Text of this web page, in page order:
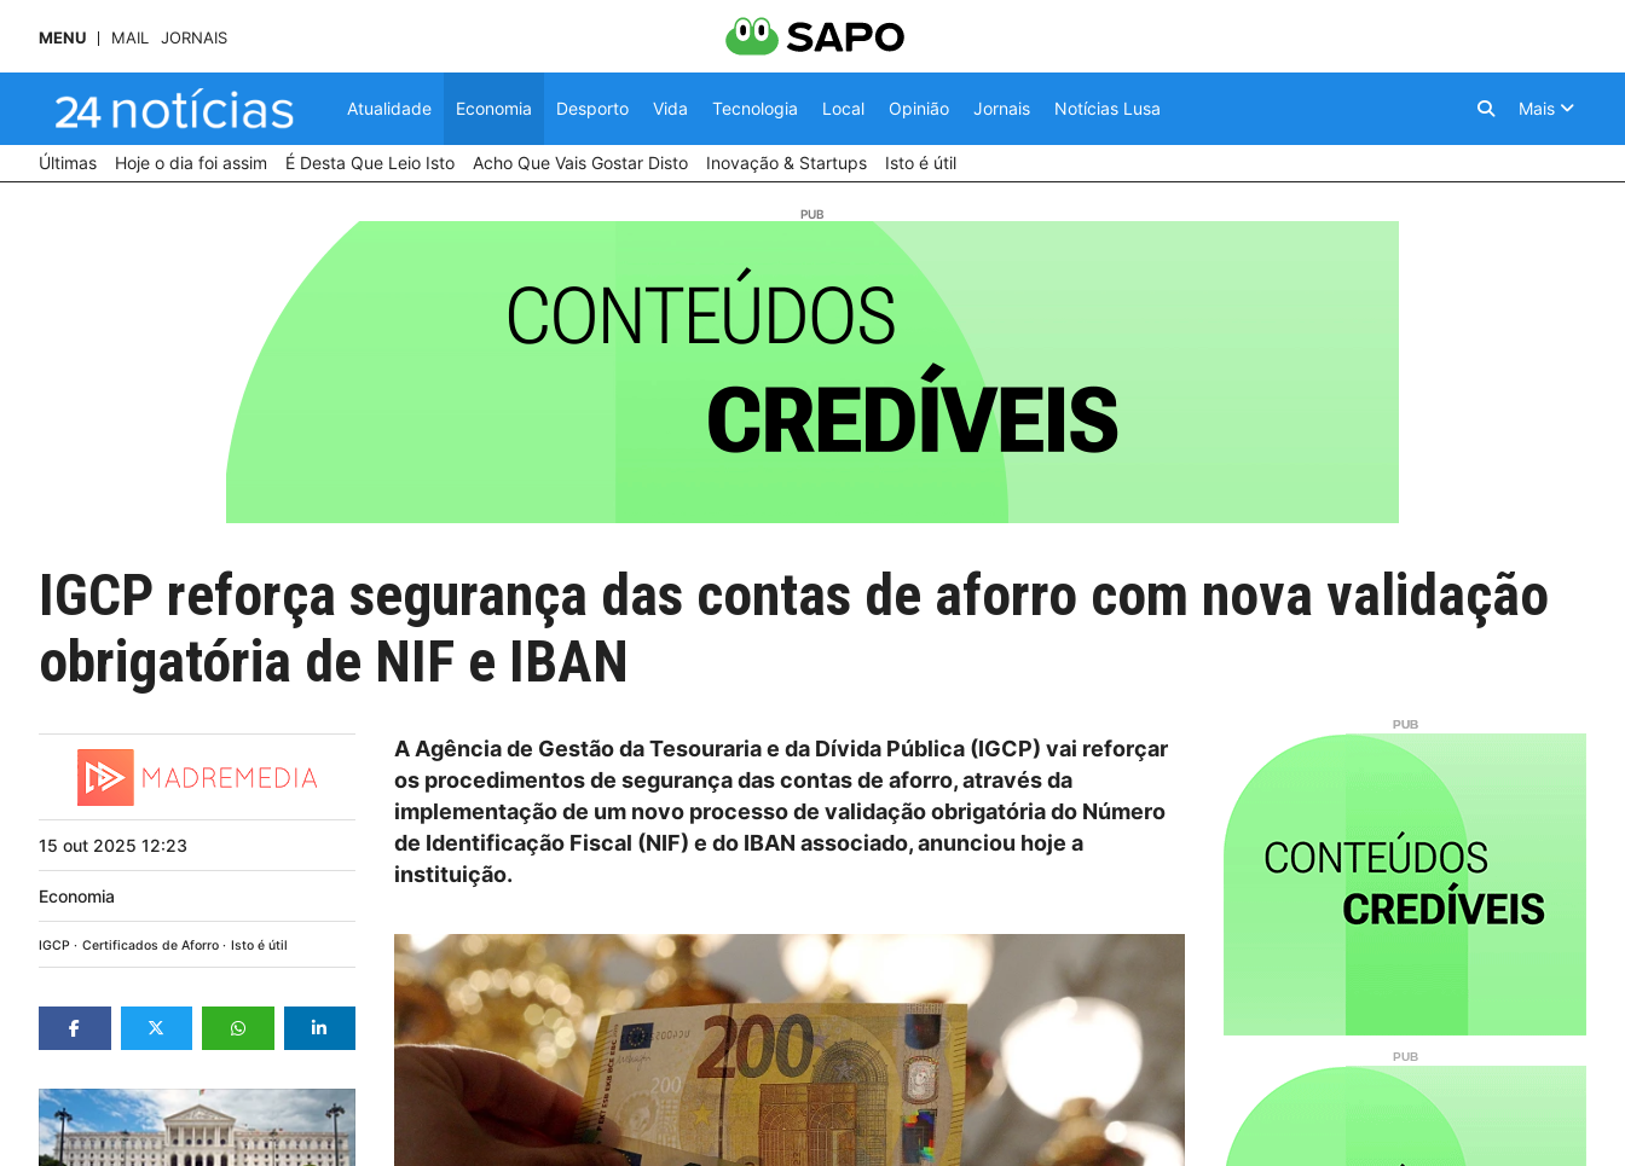
MENU MAIL JORNAIS
Atualidade Economia Desporto Vida Tecnologia Local Opinião Jornais Notícias Lusa Mais
Últimas Hoje o dia foi assim É Desta Que Leio Isto Acho Que Vais Gostar Disto Inovação & Startups Isto é útil
IGCP reforça segurança das contas de aforro com nova validação
obrigatória de NIF e IBAN
15 out 2025 12:23
Economia
IGCP Certificados de Aforro Isto é útil
A Agência de Gestão da Tesouraria e da Dívida Pública (IGCP) vai reforçar
os procedimentos de segurança das contas de aforro, através da
implementação de um novo processo de validação obrigatória do Número
de Identificação Fiscal (NIF) e do IBAN associado, anunciou hoje a
instituição.